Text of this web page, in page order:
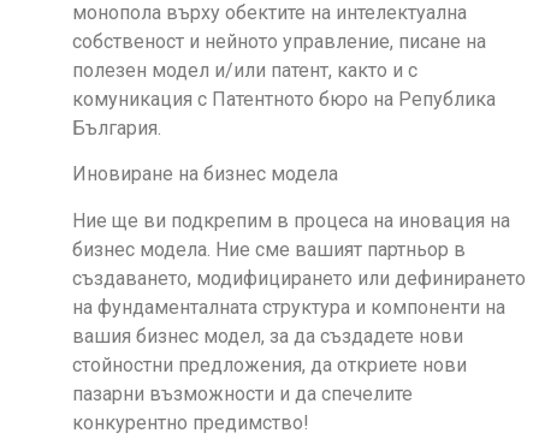
монопола върху обектите на интелектуална
собственост и нейното управление, писане на
полезен модел и/или патент, както и с
комуникация с Патентното бюро на Република
България.
Иновиране на бизнес модела
Ние ще ви подкрепим в процеса на иновация на
бизнес модела. Ние сме вашият партньор в
създаването, модифицирането или дефинирането
на фундаменталната структура и компоненти на
вашия бизнес модел, за да създадете нови
стойностни предложения, да откриете нови
пазарни възможности и да спечелите
конкурентно предимство!